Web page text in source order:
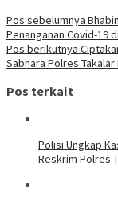
Pos sebelumnya
Penanganan Covid-19
Pos berikutnya
Sabhara Polres
Pos terkait
Polisi Ungkap
Reskrim Polres